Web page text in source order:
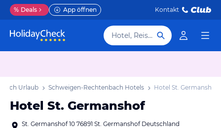
% Deals App öffnen Kontakt
Hotel, Reiseziel
Urlaub Schweigen-Rechtenbach Hotels Hotel St. Germanshof
Hotel St. Germanshof
St. Germanshof 10 76891 St. Germanshof Deutschland